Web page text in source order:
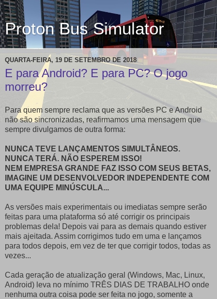
Proton Bus Simulator
QUARTA-FEIRA, 19 DE SETEMBRO DE 2018
E para Android? E para PC? O jogo
morreu?
Para quem sempre reclama que as versões PC e Android
não são sincronizadas, reafirmamos uma mensagem que
sempre divulgamos de outra forma:
NUNCA TEVE LANÇAMENTOS SIMULTÂNEOS.
NUNCA TERÁ. NÃO ESPEREM ISSO!
NEM EMPRESA GRANDE FAZ ISSO COM SEUS BETAS,
IMAGINE UM DESENVOLVEDOR INDEPENDENTE COM
UMA EQUIPE MINÚSCULA...
As versões mais experimentais ou imediatas sempre serão
feitas para uma plataforma só até corrigir os principais
problemas dela! Depois vai para as demais quando estiver
mais ajeitada. Assim corrigimos tudo em uma e lançamos
para todos depois, em vez de ter que corrigir todos, todas as
vezes...
Cada geração de atualização geral (Windows, Mac, Linux,
Android) leva no mínimo TRÊS DIAS DE TRABALHO onde
nenhuma outra coisa pode ser feita no jogo, somente a